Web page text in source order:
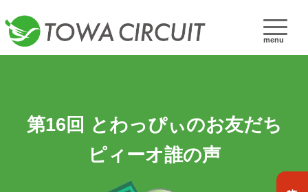
menu
第16回 とわっぴぃのお友だち
ピィーオ誰の声